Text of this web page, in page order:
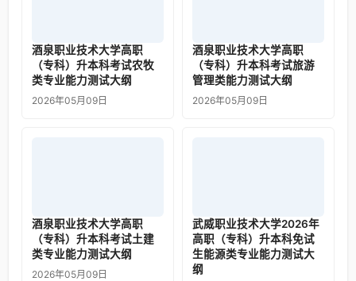
酒泉职业技术大学高职
（专科）升本科考试农牧
类专业能力测试大纲
2026年05月09日
酒泉职业技术大学高职
（专科）升本科考试旅游
管理类能力测试大纲
2026年05月09日
酒泉职业技术大学高职
（专科）升本科考试土建
类专业能力测试大纲
2026年05月09日
武威职业技术大学2026年
高职（专科）升本科免试
生能源类专业能力测试大
纲